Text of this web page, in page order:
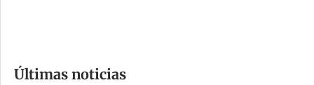
m
Últimas noticias